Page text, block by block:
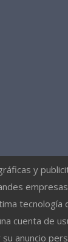
y
tecnología
cuenta de
anuncio